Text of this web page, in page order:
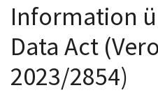
Information
Data Act
2023/2854)